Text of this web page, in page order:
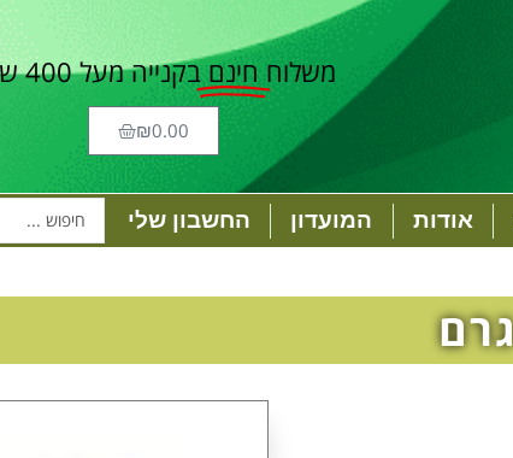
משלוח חינם בקנייה מעל 400 ש"ח
₪0.00
אודות המועדון החשבון שלי